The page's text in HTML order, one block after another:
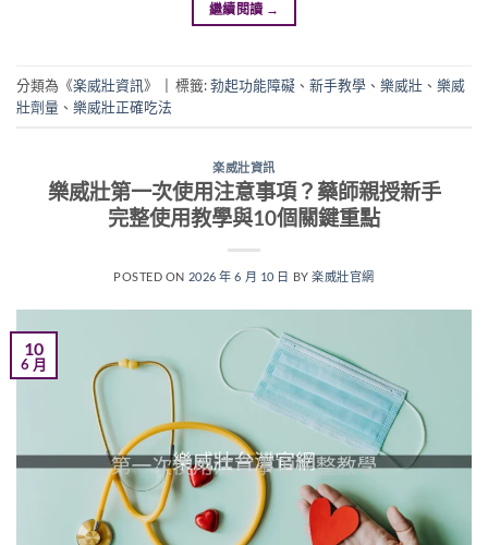
繼續閱讀 →
分類為《楽威壯資訊》 標籤:勃起功能障礙 、 新手教學 、 樂威壯 、 樂威
壯劑量 、 樂威壯正確吃法
楽威壯資訊
樂威壯第一次使用注意事項？藥師親授新手
完整使用教學與10個關鍵重點
POSTED ON 2026 年 6 月 10 日 BY楽威壯官網
10
6 月